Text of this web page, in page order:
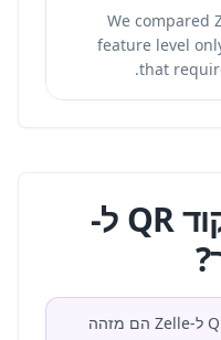
We compared
feature level
that
אילו מונחים על קוד QR ל-
המונחים החשובים ביותר בקוד QR ל-Zelle הם מזהה